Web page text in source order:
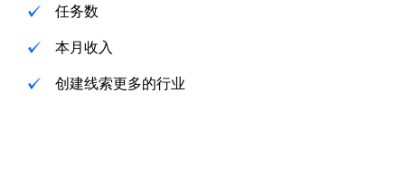
任务数
本月收入
创建线索更多的行业